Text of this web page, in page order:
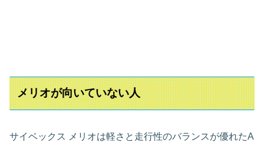
メリオが向いていない人
サイベックス メリオは軽さと走行性のバランスが優れたA